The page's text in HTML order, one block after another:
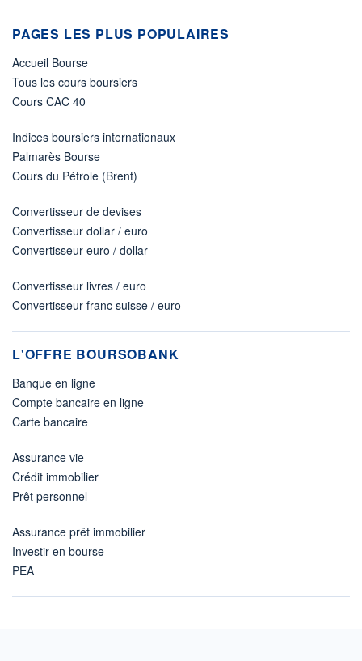
PAGES LES PLUS POPULAIRES
Accueil Bourse
Tous les cours boursiers
Cours CAC 40
Indices boursiers internationaux
Palmarès Bourse
Cours du Pétrole (Brent)
Convertisseur de devises
Convertisseur dollar / euro
Convertisseur euro / dollar
Convertisseur livres / euro
Convertisseur franc suisse / euro
L'OFFRE BOURSOBANK
Banque en ligne
Compte bancaire en ligne
Carte bancaire
Assurance vie
Crédit immobilier
Prêt personnel
Assurance prêt immobilier
Investir en bourse
PEA